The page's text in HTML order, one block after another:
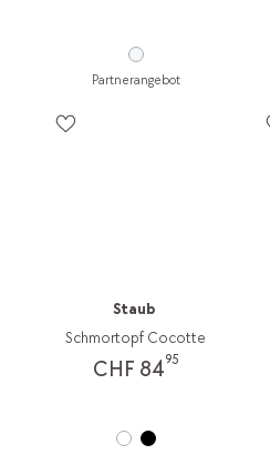
Partnerangebot
Staub
Schmortopf Cocotte
CHF 8495